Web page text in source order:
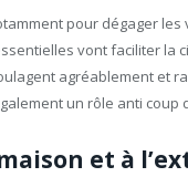
pour dégager
vont faciliter la
agréablement et
un rôle anti coup
et à